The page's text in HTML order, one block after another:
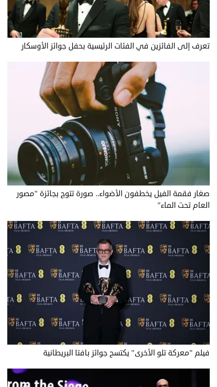
تعرف إلى الفائزين في الفئات الرئيسية بحفل جوائز الأوسكار
صغار فقمة الفيل يخطفون الأضواء.. صورة تتوج بجائزة "مصور
العام تحت الماء"
فيلم "معركة تلو الأخرى" يكتسح جوائز بافتا البريطانية